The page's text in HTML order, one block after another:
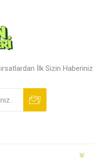
İlk Sizin Haberiniz